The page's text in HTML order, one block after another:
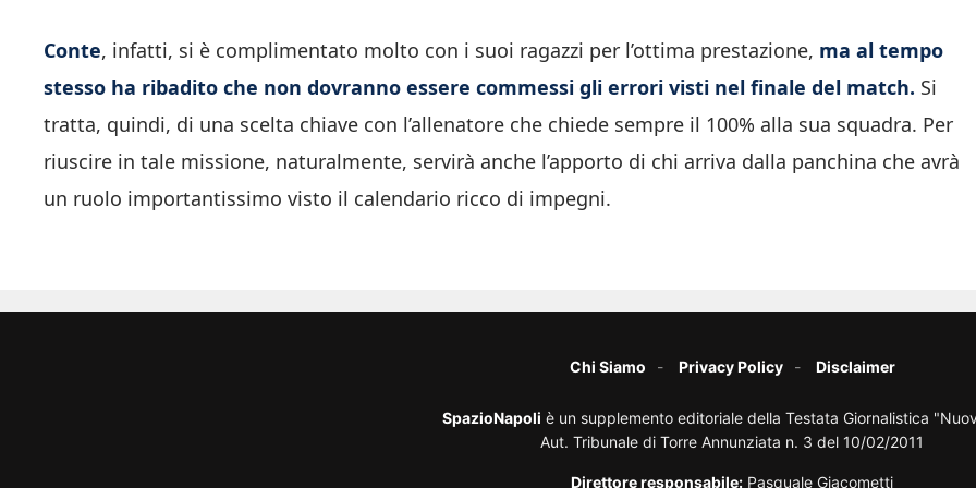
Conte, infatti, si è complimentato molto con i suoi ragazzi per l’ottima prestazione, ma al tempo
stesso ha ribadito che non dovranno essere commessi gli errori visti nel finale del match. Si
tratta, quindi, di una scelta chiave con l’allenatore che chiede sempre il 100% alla sua squadra. Per
riuscire in tale missione, naturalmente, servirà anche l’apporto di chi arriva dalla panchina che avrà
un ruolo importantissimo visto il calendario ricco di impegni.
Chi Siamo Privacy Policy Disclaimer
SpazioNapoli è un supplemento editoriale della Testata Giornalistica
Aut. Tribunale di Torre Annunziata n. 3 del 10/02/2011
Direttore responsabile: Pasquale Giacometti